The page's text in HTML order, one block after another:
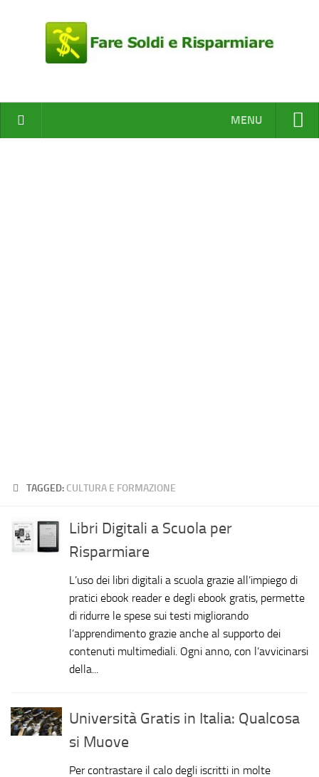
MENU
TAGGED: CULTURA E FORMAZIONE
Libri Digitali a Scuola per
Risparmiare
L’uso dei libri digitali a scuola grazie all’impiego di
pratici ebook reader e degli ebook gratis, permette
di ridurre le spese sui testi migliorando
l’apprendimento grazie anche al supporto dei
contenuti multimediali. Ogni anno, con l’avvicinarsi
della...
Università Gratis in Italia: Qualcosa
si Muove
Per contrastare il calo degli iscritti in molte